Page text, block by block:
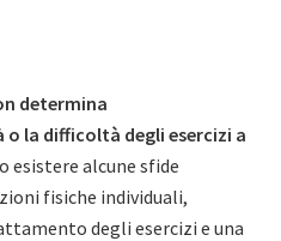
determina
la difficoltà degli esercizi a
esistere alcune sfide
fisiche individuali,
degli esercizi e una